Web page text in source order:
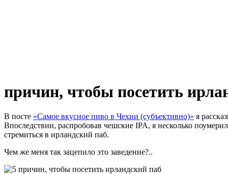
причин, чтобы посетить
В посте «Самое вкусное пиво в Чехии (субъективно)» я
Впоследствии, распробовав чешские IPA, я несколько
стремиться в ирландский паб.
Чем же меня так зацепило это заведение?..